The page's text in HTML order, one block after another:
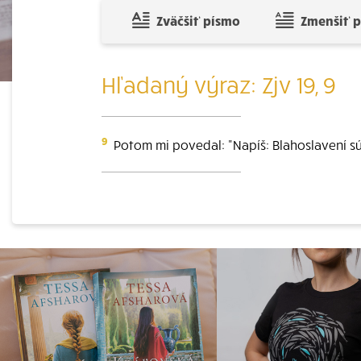
Zväčšiť písmo Zmenšiť
Hľadaný výraz: Zjv 19, 9
9 Potom mi povedal: "Napíš: Blahoslavení